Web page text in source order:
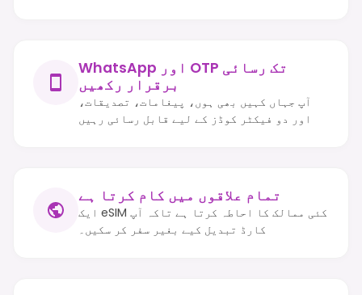
WhatsApp اور OTP تک رسائی
برقرار رکھیں
آپ جہاں کہیں بھی ہوں، پیغامات، تصدیقات،
اور دو فیکٹر کوڈز کے لیے قابل رسائی رہیں
تمام علاقوں میں کام کرتا ہے
ایک eSIM کئی ممالک کا احاطہ کرتا ہے تاکہ آپ
کارڈ تبدیل کیے بغیر سفر کر سکیں۔